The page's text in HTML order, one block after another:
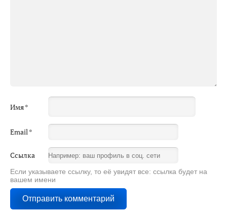
Имя*
Email*
Ссылка
Если указываете ссылку, то её увидят все: ссылка будет на
вашем имени